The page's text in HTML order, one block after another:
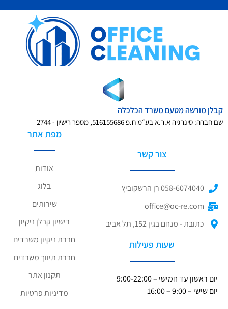
קבלן מורשה מטעם משרד הכלכלה
שם חברה: סינרגיה א.ר.א בע״מ ח.פ 516155686, מספר רישיון - 2744
צור קשר
058-6074040 רן הרשקוביץ
office@oc-re.com
כתובת - מנחם בגין 152, תל אביב
שעות פעילות
יום ראשון עד חמישי – 9:00-22:00
יום שישי – 9:00 – 16:00
מפת אתר
אודות
בלוג
שירותים
רישיון קבלן ניקיון
חברת ניקיון משרדים
חברת תיווך משרדים
תקנון אתר
מדיניות פרטיות